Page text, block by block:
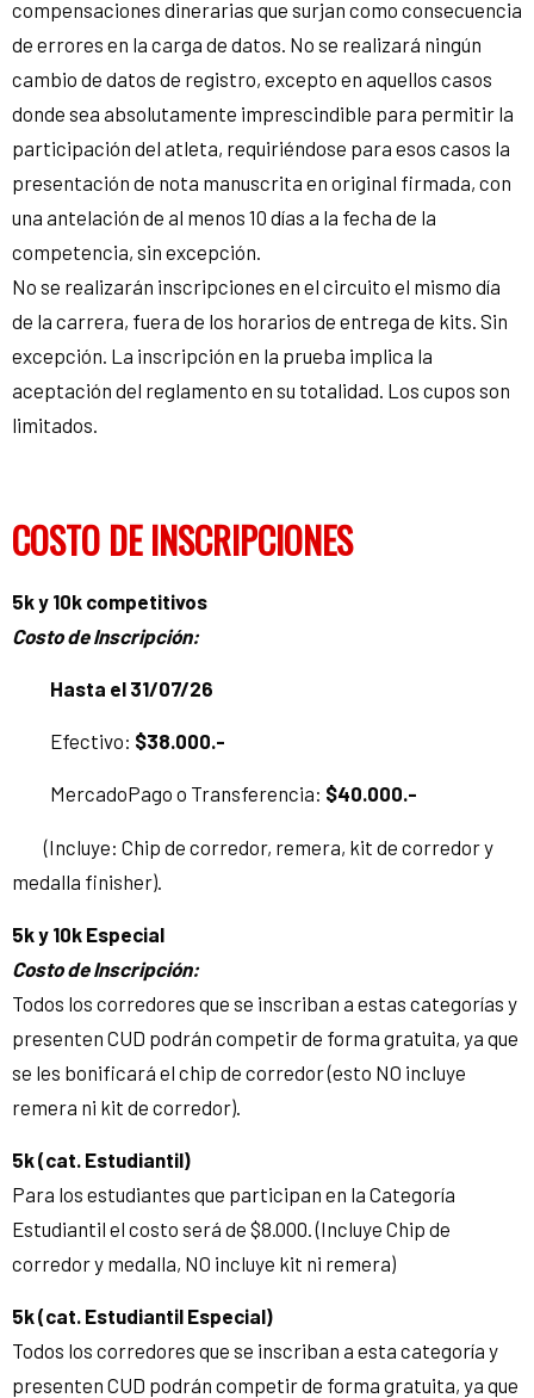
compensaciones dinerarias que surjan como consecuencia
de errores en la carga de datos. No se realizará ningún
cambio de datos de registro, excepto en aquellos casos
donde sea absolutamente imprescindible para permitir la
participación del atleta, requiriéndose para esos casos la
presentación de nota manuscrita en original firmada, con
una antelación de al menos 10 días a la fecha de la
competencia, sin excepción.
No se realizarán inscripciones en el circuito el mismo día
de la carrera, fuera de los horarios de entrega de kits. Sin
excepción. La inscripción en la prueba implica la
aceptación del reglamento en su totalidad. Los cupos son
limitados.
COSTO DE INSCRIPCIONES
5k y 10k competitivos
Costo de Inscripción:
Hasta el 31/07/26
Efectivo: $38.000.-
MercadoPago o Transferencia: $40.000.-
(Incluye: Chip de corredor, remera, kit de corredor y
medalla finisher).
5k y 10k Especial
Costo de Inscripción:
Todos los corredores que se inscriban a estas categorías y
presenten CUD podrán competir de forma gratuita, ya que
se les bonificará el chip de corredor (esto NO incluye
remera ni kit de corredor).
5k (cat. Estudiantil)
Para los estudiantes que participan en la Categoría
Estudiantil el costo será de $8.000. (Incluye Chip de
corredor y medalla, NO incluye kit ni remera)
5k (cat. Estudiantil Especial)
Todos los corredores que se inscriban a esta categoría y
presenten CUD podrán competir de forma gratuita, ya que